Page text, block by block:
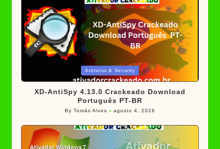
in
Antivirus & Security
XD-AntiSpy 4.13.0 Crackeado Download
Português PT-BR
Posted
ByTomás Alves agosto 4, 2026